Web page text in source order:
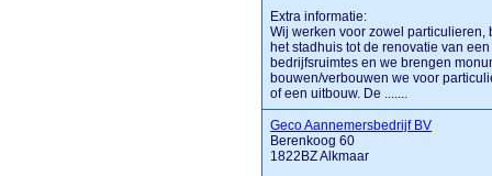
Extra informatie:
Wij werken voor zowel
het stadhuis tot de renovatie van
bedrijfsruimtes en we brengen
bouwen/verbouwen we voor
of een uitbouw. De .......
Geco Aannemersbedrijf BV
Berenkoog 60
1822BZ Alkmaar